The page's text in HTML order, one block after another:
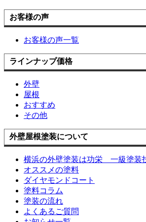
お客様の声
お客様の声一覧
ラインナップ価格
外壁
屋根
おすすめ
その他
外壁屋根塗装について
横浜の外壁塗装は功栄 一級塗装
オススメの塗料
ダイヤモンドコート
塗料コラム
塗装の流れ
よくあるご質問